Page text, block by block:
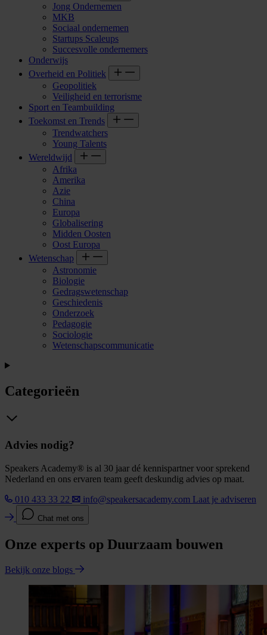
Jong Ondernemen
MKB
Sociaal ondernemen
Startups Scaleups
Succesvolle ondernemers
Onderwijs
Overheid en Politiek
Geopolitiek
Veiligheid en terrorisme
Sport en Teambuilding
Toekomst en Trends
Trendwatchers
Young Talents
Wereldwijd
Afrika
Amerika
Azie
China
Europa
Globalisering
Midden Oosten
Oost Europa
Wetenschap
Astronomie
Biologie
Gedragswetenschap
Geschiedenis
Onderzoek
Pedagogie
Sociologie
Wetenschapscommunicatie
Categorieën
Advies nodig?
Speakers Academy® is al 30 jaar dé kennispartner voor sprekend
Nederland en ons ervaren team geeft deskundig advies op maat.
010 433 33 22
info@speakersacademy.com Laat je adviseren
Chat met ons
Onze experts op Duurzaam bouwen
Bekijk onze blogs